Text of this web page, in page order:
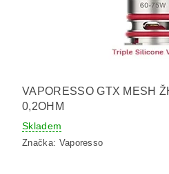
VAPORESSO GTX MESH
0,2OHM
Skladem
Značka: Vaporesso